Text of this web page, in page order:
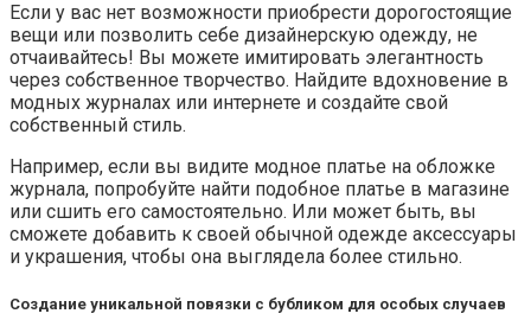
Если у вас нет возможности приобрести дорогостоящие
вещи или позволить себе дизайнерскую одежду, не
отчаивайтесь! Вы можете имитировать элегантность
через собственное творчество. Найдите вдохновение в
модных журналах или интернете и создайте свой
собственный стиль.
Например, если вы видите модное платье на обложке
журнала, попробуйте найти подобное платье в магазине
или сшить его самостоятельно. Или может быть, вы
сможете добавить к своей обычной одежде аксессуары
и украшения, чтобы она выглядела более стильно.
Создание уникальной повязки с бубликом для особых случаев